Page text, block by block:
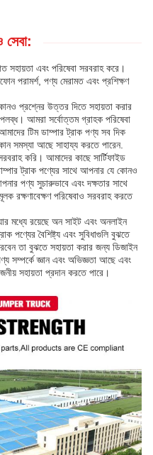
সেবা:
সহায়তা এবং পরিষেবা সরবরাহ করে।
পরামর্শ, পণ্য মেরামত এবং প্রশিক্ষণ
প্রশ্নের উত্তর দিতে সহায়তা করার
আমরা সর্বোত্তম গ্রাহক পরিষেবা
টিম ডাম্পার ট্রাক পণ্য সব দিক
সমস্যা আছে সাহায্য করতে পারেন.
করি। আমাদের কাছে সার্টিফাইড
ট্রাক পণ্যের সাথে আপনার যে কোনও
পণ্য সুচারুভাবে এবং দক্ষতার সাথে
রক্ষণাবেক্ষণ পরিষেবাও সরবরাহ করতে
মধ্যে রয়েছে অন সাইট এবং অনলাইন
পণ্যের বৈশিষ্ট্য এবং সুবিধাগুলি বুঝতে
তা বুঝতে সহায়তা করার জন্য ডিজাইন
সম্পর্কে জ্ঞান এবং অভিজ্ঞতা আছে এবং
সহায়তা প্রদান করতে পারে।